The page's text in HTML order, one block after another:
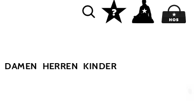
DAMEN HERREN KINDER